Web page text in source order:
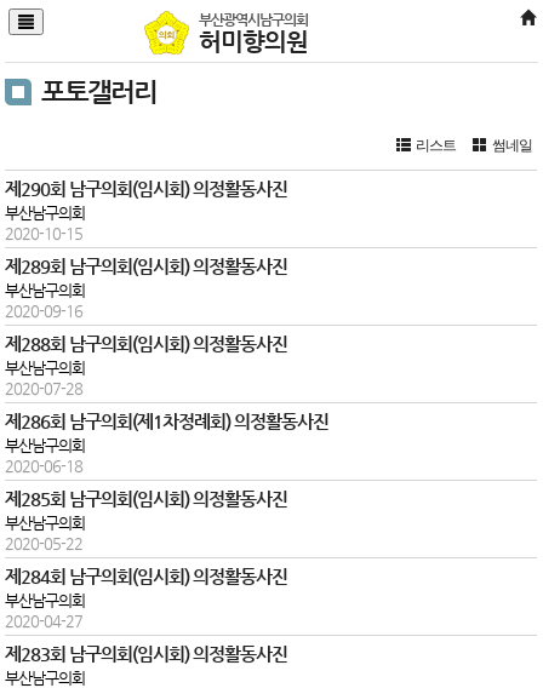
본문바로가기
부산광역시남구의회
허미향의원
포토갤러리
리스트 썸네일
제290회 남구의회(임시회) 의정활동사진
부산남구의회
2020-10-15
제289회 남구의회(임시회) 의정활동사진
부산남구의회
2020-09-16
제288회 남구의회(임시회) 의정활동사진
부산남구의회
2020-07-28
제286회 남구의회(제1차정례회) 의정활동사진
부산남구의회
2020-06-18
제285회 남구의회(임시회) 의정활동사진
부산남구의회
2020-05-22
제284회 남구의회(임시회) 의정활동사진
부산남구의회
2020-04-27
제283회 남구의회(임시회) 의정활동사진
부산남구의회